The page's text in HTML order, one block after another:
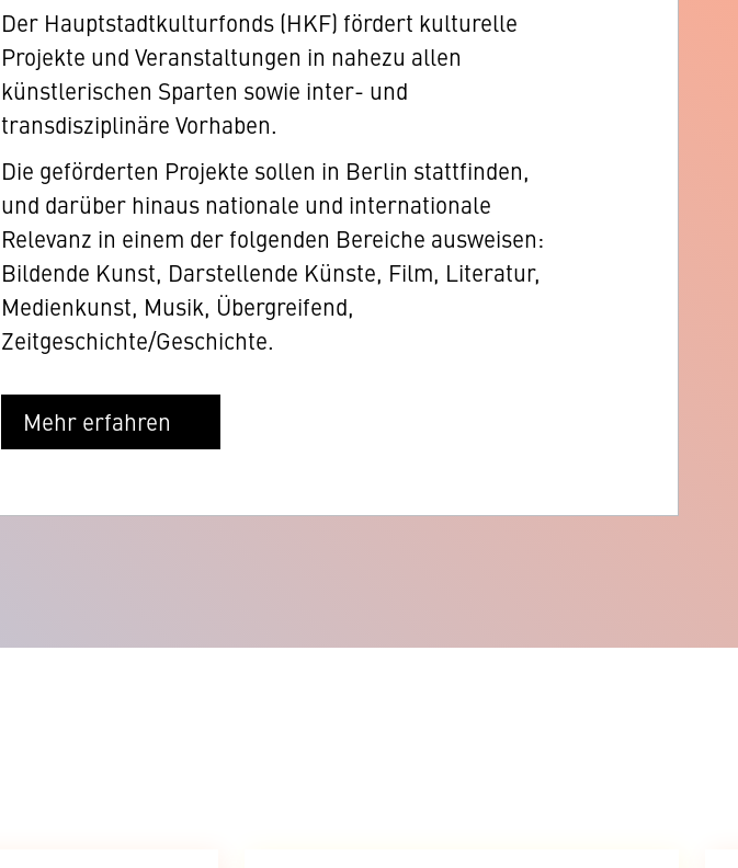
Der Hauptstadtkulturfonds (HKF) fördert kulturelle
Projekte und Veranstaltungen in nahezu allen
künstlerischen Sparten sowie inter- und
transdisziplinäre Vorhaben.
Die geförderten Projekte sollen in Berlin stattfinden,
und darüber hinaus nationale und internationale
Relevanz in einem der folgenden Bereiche ausweisen:
Bildende Kunst, Darstellende Künste, Film, Literatur,
Medienkunst, Musik, Übergreifend,
Zeitgeschichte/Geschichte.
Mehr erfahren